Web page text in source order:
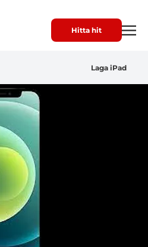
Hitta hit
Laga iPad